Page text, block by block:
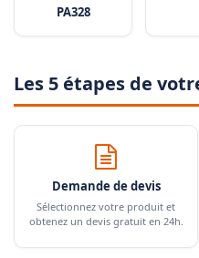
PA328
Les 5 étapes de
Demande de devis
Sélectionnez votre produit et
obtenez un devis gratuit en 24h.